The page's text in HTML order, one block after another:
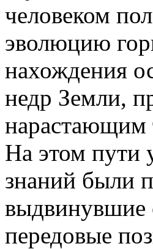
человеком
эволюцию
нахождения
недр Земли,
нарастающим
На этом пути
знаний были
выдвинувшие
передовые